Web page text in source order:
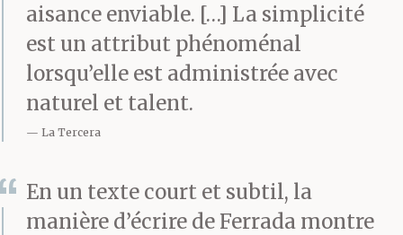
aisance enviable. […] La simplicité
est un attribut phénoménal
lorsqu’elle est administrée avec
naturel et talent.
La Tercera
En un texte court et subtil, la
manière d’écrire de Ferrada montre